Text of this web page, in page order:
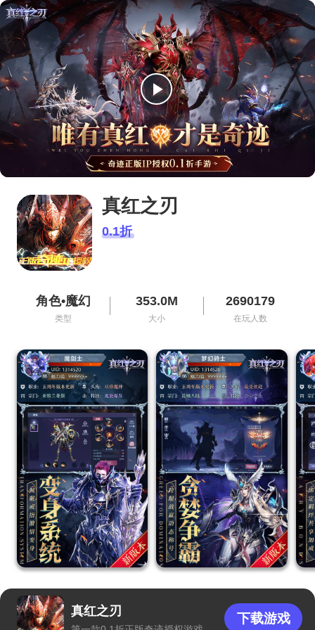
播
放
视
频
真红之刃
0.1折
角色•魔幻
类型
353.0M
大小
2690179
在玩人数
真红之刃
下载游戏